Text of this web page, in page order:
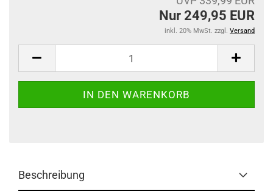
Nur 249,95 EUR
inkl. 20% MwSt. zzgl. Versand
Beschreibung